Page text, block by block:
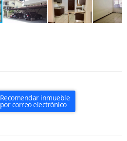
Recomendar inmueble
por correo electrónico